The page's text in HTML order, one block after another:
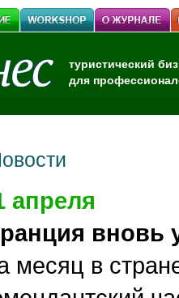
туристический
для
апреля
вновь
месяц в